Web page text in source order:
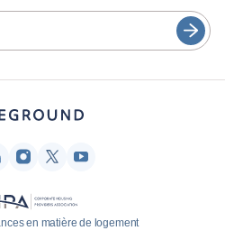
en matière de logement